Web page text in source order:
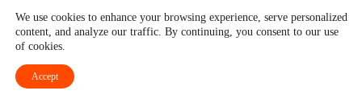
Plan Plata
(Protección
dispositivos)
Individual:
2,99
Incluye funciones para
mejorar la protección
We use cookies to enhance your browsing experience, serve personalized
content, and analyze our traffic. By continuing, you consent to our use
of cookies.
Accept